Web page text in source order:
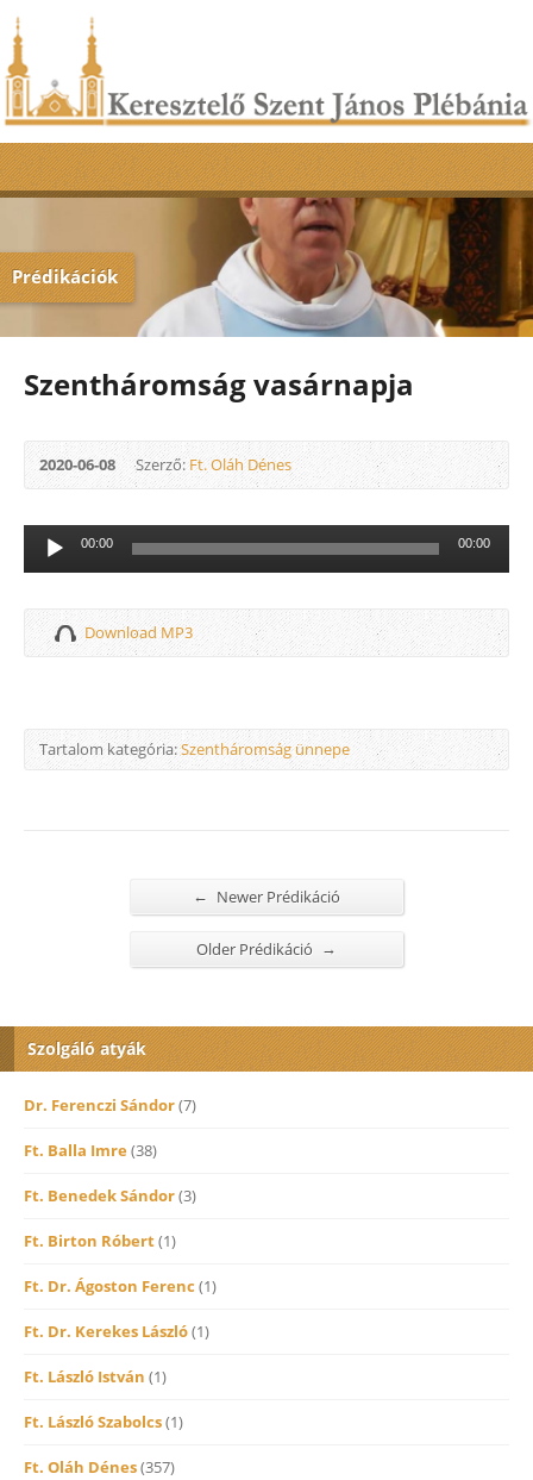
Prédikációk
Szentháromság vasárnapja
2020-06-08 Szerző:Ft. Oláh Dénes
Audió
lejátszó
00:00 00:00
Download MP3
Tartalom kategória:Szentháromság ünnepe
← Newer Prédikáció
Older Prédikáció →
Szolgáló atyák
Dr. Ferenczi Sándor(7)
Ft. Balla Imre(38)
Ft. Benedek Sándor(3)
Ft. Birton Róbert(1)
Ft. Dr. Ágoston Ferenc (1)
Ft. Dr. Kerekes László(1)
Ft. László István (1)
Ft. László Szabolcs(1)
Ft. Oláh Dénes(357)